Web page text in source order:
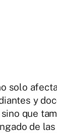
solo
y
que
de